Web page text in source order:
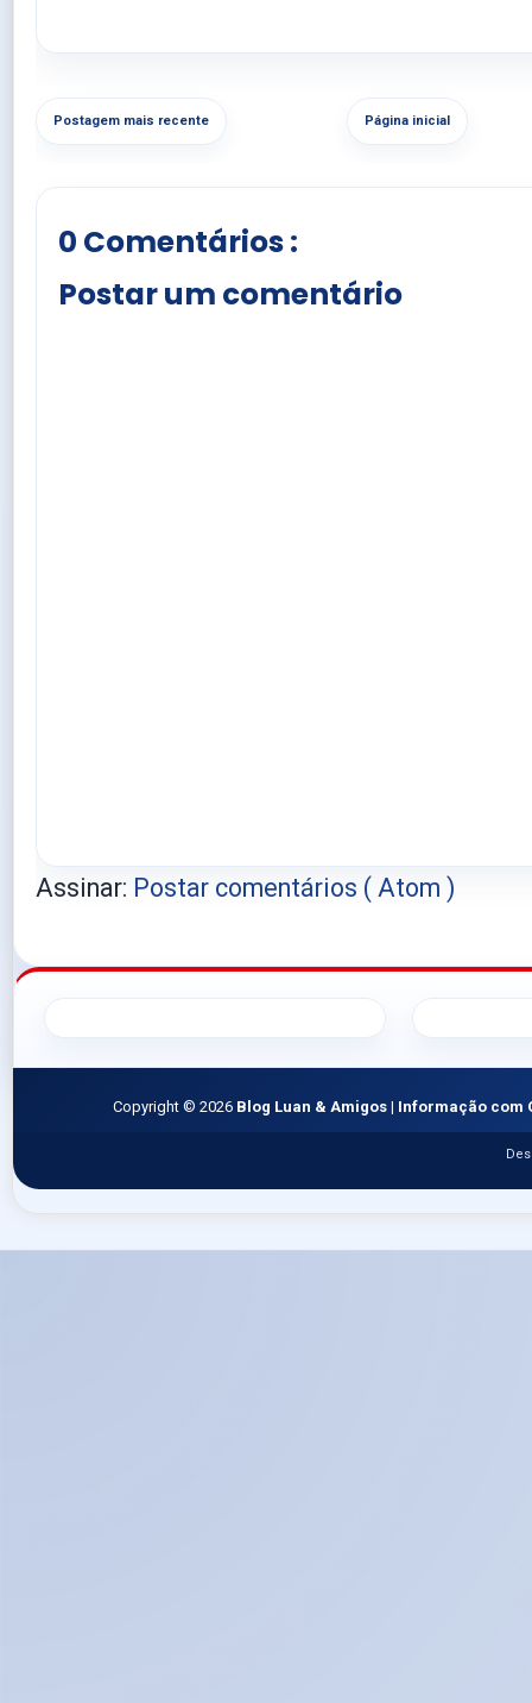
Postagem mais recente Página inicial
0 Comentários :
Postar um comentário
Assinar: Postar comentários ( Atom )
Copyright © 2026 Blog Luan & Amigos | Informação